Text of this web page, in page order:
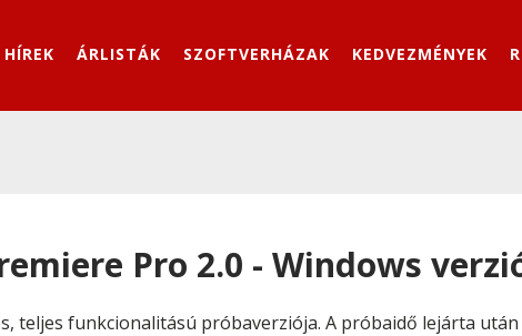
HÍREK ÁRLISTÁK SZOFTVERHÁZAK KEDVEZMÉNYEK
Pro 2.0 - Windows
teljes funkcionalitású próbaverziója. A próbaidő lejárta